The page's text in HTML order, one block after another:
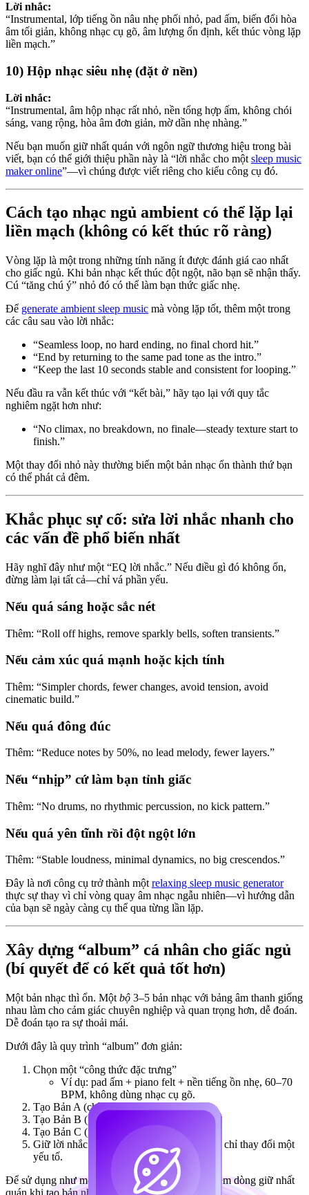
Lời nhắc:
“Instrumental, lớp tiếng ồn nâu nhẹ phối nhỏ, pad ấm, biến đổi hòa
âm tối giản, không nhạc cụ gõ, âm lượng ổn định, kết thúc vòng lặp
liền mạch.”
10) Hộp nhạc siêu nhẹ (đặt ở nền)
Lời nhắc:
“Instrumental, âm hộp nhạc rất nhỏ, nền tổng hợp ấm, không chói
sáng, vang rộng, hòa âm đơn giản, mờ dần nhẹ nhàng.”
Nếu bạn muốn giữ nhất quán với ngôn ngữ thương hiệu trong bài
viết, bạn có thể giới thiệu phần này là “lời nhắc cho một sleep music
maker online”—vì chúng được viết riêng cho kiểu công cụ đó.
Cách tạo nhạc ngủ ambient có thể lặp lại
liền mạch (không có kết thúc rõ ràng)
Vòng lặp là một trong những tính năng ít được đánh giá cao nhất
cho giấc ngủ. Khi bản nhạc kết thúc đột ngột, não bạn sẽ nhận thấy.
Cú “tăng chú ý” nhỏ đó có thể làm bạn thức giấc nhẹ.
Để generate ambient sleep music mà vòng lặp tốt, thêm một trong
các câu sau vào lời nhắc:
“Seamless loop, no hard ending, no final chord hit.”
“End by returning to the same pad tone as the intro.”
“Keep the last 10 seconds stable and consistent for looping.”
Nếu đầu ra vẫn kết thúc với “kết bài,” hãy tạo lại với quy tắc
nghiêm ngặt hơn như:
“No climax, no breakdown, no finale—steady texture start to
finish.”
Một thay đổi nhỏ này thường biến một bản nhạc ổn thành thứ bạn
có thể phát cả đêm.
Khắc phục sự cố: sửa lời nhắc nhanh cho
các vấn đề phổ biến nhất
Hãy nghĩ đây như một “EQ lời nhắc.” Nếu điều gì đó không ổn,
đừng làm lại tất cả—chỉ vá phần yếu.
Nếu quá sáng hoặc sắc nét
Thêm: “Roll off highs, remove sparkly bells, soften transients.”
Nếu cảm xúc quá mạnh hoặc kịch tính
Thêm: “Simpler chords, fewer changes, avoid tension, avoid
cinematic build.”
Nếu quá đông đúc
Thêm: “Reduce notes by 50%, no lead melody, fewer layers.”
Nếu “nhịp” cứ làm bạn tỉnh giấc
Thêm: “No drums, no rhythmic percussion, no kick pattern.”
Nếu quá yên tĩnh rồi đột ngột lớn
Thêm: “Stable loudness, minimal dynamics, no big crescendos.”
Đây là nơi công cụ trở thành một relaxing sleep music generator
thực sự thay vì chỉ vòng quay âm nhạc ngẫu nhiên—vì hướng dẫn
của bạn sẽ ngày càng cụ thể qua từng lần lặp.
Xây dựng “album” cá nhân cho giấc ngủ
(bí quyết để có kết quả tốt hơn)
Một bản nhạc thì ổn. Một bộ 3–5 bản nhạc với bảng âm thanh giống
nhau làm cho cảm giác chuyên nghiệp và quan trọng hơn, dễ đoán.
Dễ đoán tạo ra sự thoải mái.
Dưới đây là quy trình “album” đơn giản:
Chọn một “công thức đặc trưng”
Ví dụ: pad ấm + piano felt + nền tiếng ồn nhẹ, 60–70
BPM, không dùng nhạc cụ gõ.
Tạo Bản A (chỉ pad)
Tạo Bản B (pad + piano mềm)
Tạo Bản C (pad + âm thanh mưa)
Giữ lời nhắc gần như giống nhau—mỗi lần chỉ thay đổi một
yếu tố.
Để sử dụng như một
deep sleep music creator
, thêm dòng giữ nhất